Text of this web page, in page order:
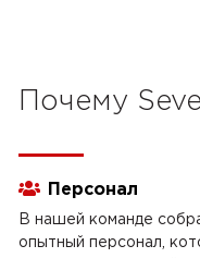
Почему
Персонал
В нашей команде
опытный персонал,